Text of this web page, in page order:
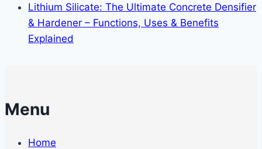
Lithium Silicate: The Ultimate Concrete Densifier
& Hardener – Functions, Uses & Benefits
Explained
Menu
Home